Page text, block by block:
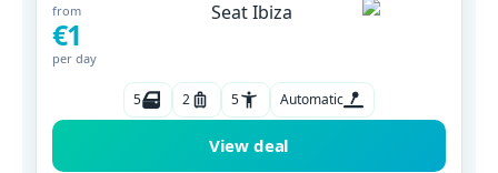
from
€1
per day
Automatic
5
2
5
View deal